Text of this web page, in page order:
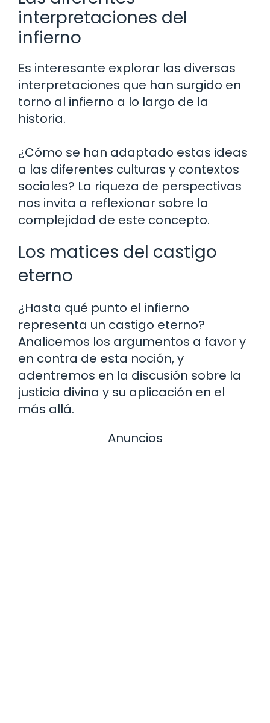
interpretaciones del
infierno
Es interesante explorar las diversas
interpretaciones que han surgido en
torno al infierno a lo largo de la
historia.
¿Cómo se han adaptado estas ideas
a las diferentes culturas y contextos
sociales? La riqueza de perspectivas
nos invita a reflexionar sobre la
complejidad de este concepto.
Los matices del castigo
eterno
¿Hasta qué punto el infierno
representa un castigo eterno?
Analicemos los argumentos a favor y
en contra de esta noción, y
adentremos en la discusión sobre la
justicia divina y su aplicación en el
más allá.
Anuncios